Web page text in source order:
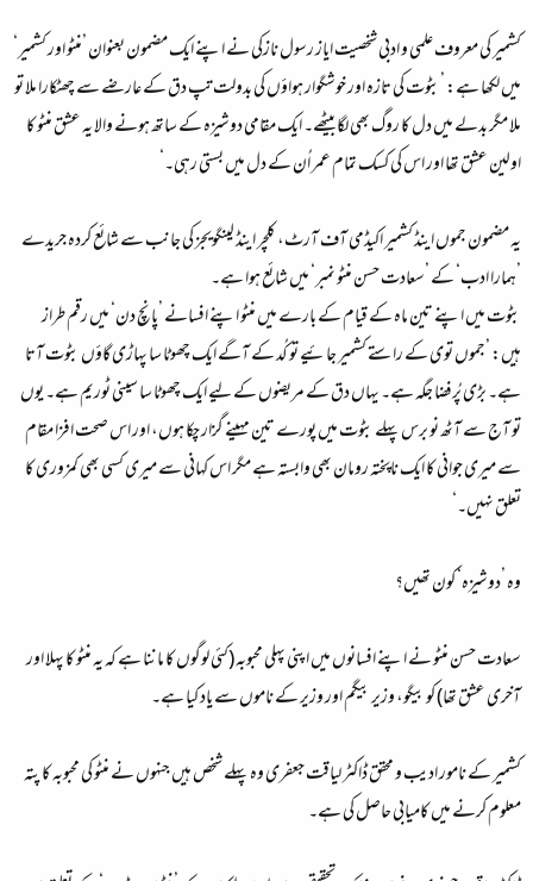
کشمیر کی معروف علمی و ادبی شخصیت ایاز رسول نازکی نے اپنے ایک مضمون بعنوان ’منٹو اور کشمیر‘
میں لکھا ہے: ’بٹوت کی تازہ اور خوشگوار ہواؤں کی بدولت تپ دق کے عارضے سے چھٹکارا ملا تو
ملا مگر بدلے میں دل کا روگ بھی لگا بیٹھے۔ ایک مقامی دوشیزہ کے ساتھ ہونے والا یہ عشق منٹو کا
اولین عشق تھا اور اس کی کسک تمام عمر اُن کے دل میں بستی رہی۔‘
یہ مضمون جموں اینڈ کشمیر اکیڈمی آف آرٹ، کلچر اینڈ لینگویجز کی جانب سے شائع کردہ جریدے
’ہمارا ادب‘ کے ’سعادت حسن منٹو نمبر‘ میں شائع ہوا ہے۔
بٹوت میں اپنے تین ماہ کے قیام کے بارے میں منٹو اپنے افسانے ’پانچ دن‘ میں رقم طراز
ہیں: ’جموں توی کے راستے کشمیر جائیے تو کُد کے آگے ایک چھوٹا سا پہاڑی گاؤں بٹوت آتا
ہے۔ بڑی پُرفضا جگہ ہے۔ یہاں دق کے مریضوں کے لیے ایک چھوٹا سا سینی ٹوریم ہے۔ یوں
تو آج سے آٹھ نو برس پہلے بٹوت میں پورے تین مہینے گزار چکا ہوں، اور اس صحت افزا مقام
سے میری جوانی کا ایک ناپختہ رومان بھی وابستہ ہے مگر اس کہانی سے میری کسی بھی کمزوری کا
تعلق نہیں۔‘
وہ ’دوشیزہ‘ کون تھیں؟
سعادت حسن منٹو نے اپنے افسانوں میں اپنی پہلی محبوبہ (کئی لوگوں کا ماننا ہے کہ یہ منٹو کا پہلا اور
آخری عشق تھا) کو بیگو، وزیر بیگم اور وزیر کے ناموں سے یاد کیا ہے۔
کشمیر کے نامور ادیب و محقق ڈاکٹر لیاقت جعفری وہ پہلے شخص ہیں جنہوں نے منٹو کی محبوبہ کا پتہ
معلوم کرنے میں کامیابی حاصل کی ہے۔